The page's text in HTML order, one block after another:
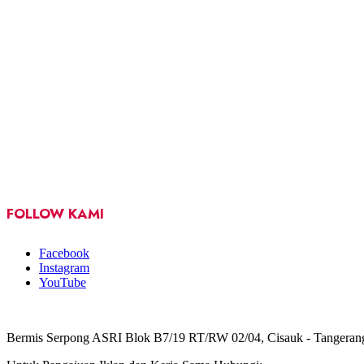
FOLLOW KAMI
Facebook
Instagram
YouTube
Bermis Serpong ASRI Blok B7/19 RT/RW 02/04, Cisauk -